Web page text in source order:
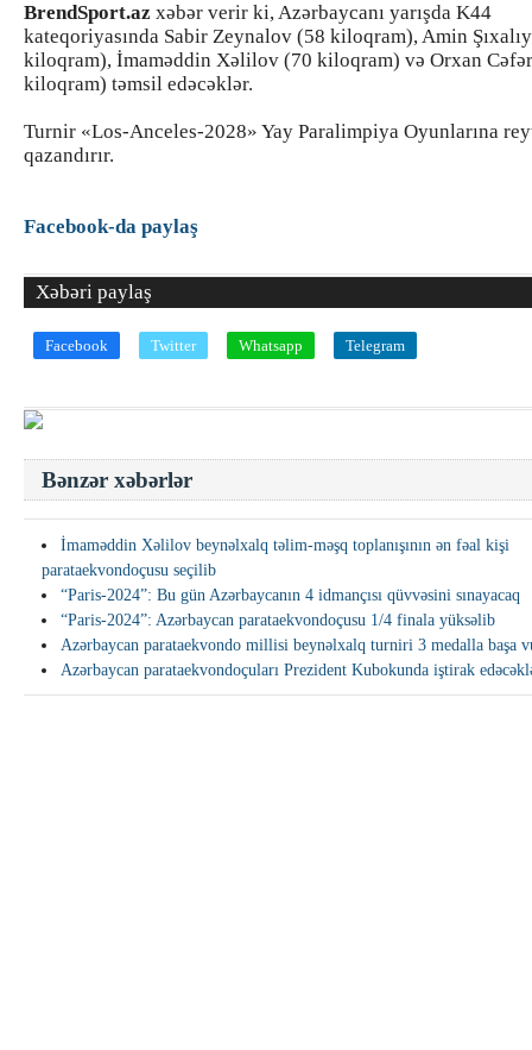
BrendSport.az xəbər verir ki, Azərbaycanı yarışda K44
kateqoriyasında Sabir Zeynalov (58 kiloqram), Amin
kiloqram), İmaməddin Xəlilov (70 kiloqram) və Orxan
kiloqram) təmsil edəcəklər.
Turnir «Los-Anceles-2028» Yay Paralimpiya Oyunlarına
qazandırır.
Facebook-da paylaş
Xəbəri paylaş
Facebook Twitter Whatsapp Telegram
Bənzər xəbərlər
İmaməddin Xəlilov beynəlxalq təlim-məşq toplanışının ən fəal kişi
parataekvondoçusu seçilib
“Paris-2024”: Bu gün Azərbaycanın 4 idmançısı qüvvəsini sınayacaq
“Paris-2024”: Azərbaycan parataekvondoçusu 1/4 finala yüksəlib
Azərbaycan parataekvondo millisi beynəlxalq turniri 3 medalla başa
Azərbaycan parataekvondoçuları Prezident Kubokunda iştirak